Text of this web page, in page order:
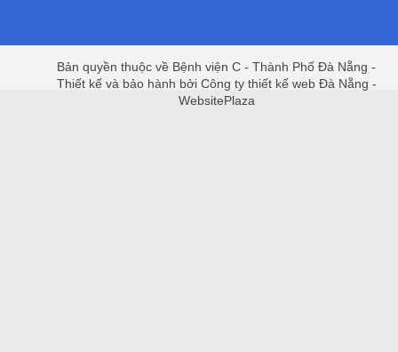
Bản quyền thuộc về Bệnh viện C - Thành Phố Đà Nẵng -
Thiết kế và bảo hành bởi Công ty thiết kế web Đà Nẵng -
WebsitePlaza